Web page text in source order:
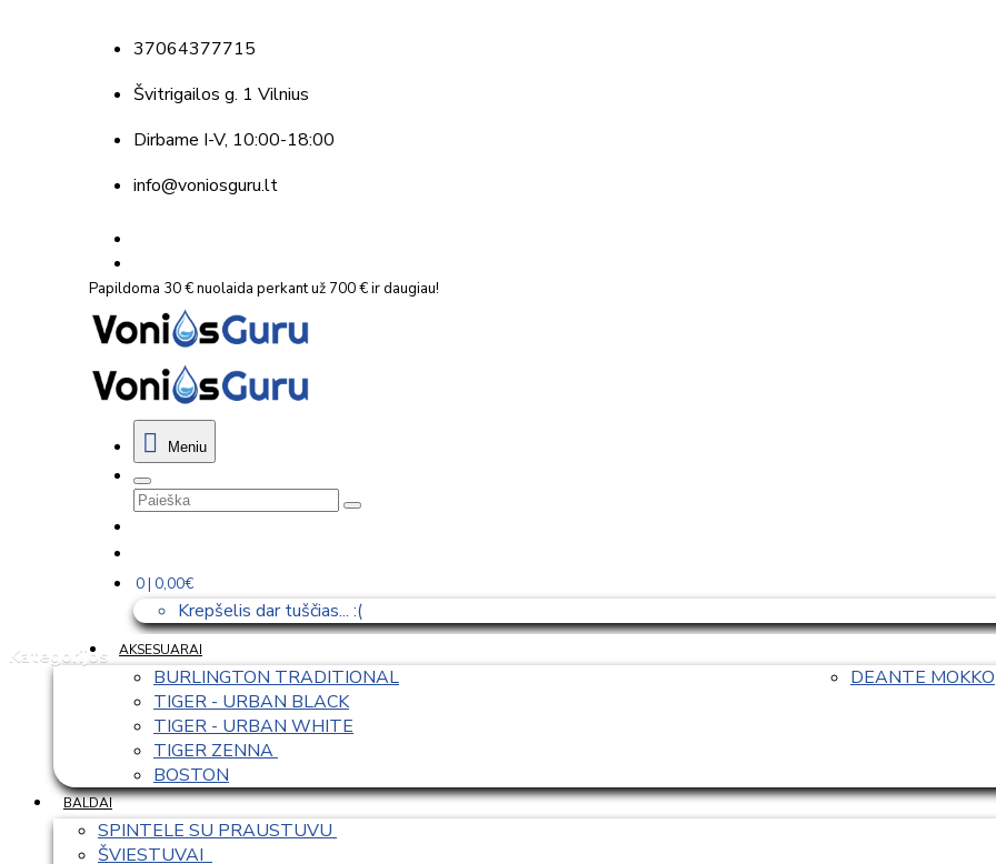
37064377715
Švitrigailos g. 1 Vilnius
Dirbame I-V, 10:00-18:00
info@voniosguru.lt
Papildoma 30 € nuolaida perkant už 700 € ir daugiau!
Meniu
0 | 0,00€
Krepšelis dar tuščias... :(
Kategorijos
AKSESUARAI
BURLINGTON TRADITIONAL
TIGER - URBAN BLACK
TIGER - URBAN WHITE
TIGER ZENNA
BOSTON
DEANTE MOKKO
BALDAI
SPINTELE SU PRAUSTUVU
ŠVIESTUVAI